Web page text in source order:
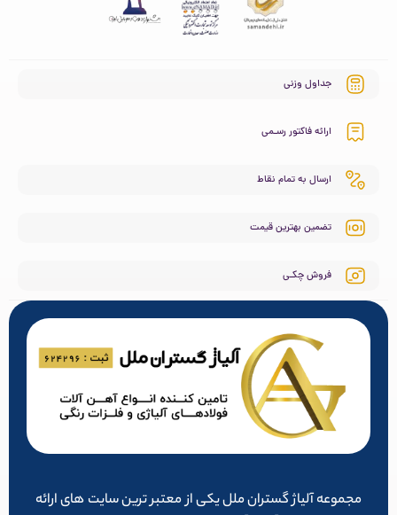
جداول وزنی
ارائه فاکتور رسـمی
ارسال به تمام نقاط
تضمین بهترین قیمت
فروش چکـی
مجموعه آلیاژ گستران ملل یکی از معتبر ترین سایت های ارائه